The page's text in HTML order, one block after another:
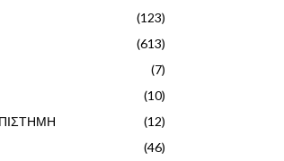
(123)
(613)
(7)
(10)
(12)
(46)